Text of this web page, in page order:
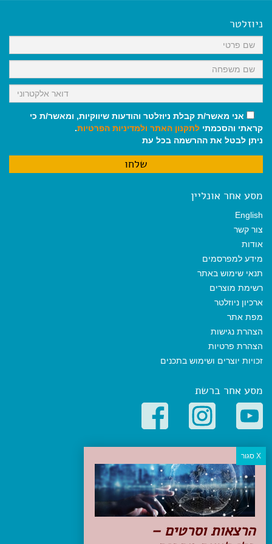
k
p
m
ניוזלטר
אני מאשר/ת קבלת ניוזלטר והודעות שיווקיות, ומאשר/ת כי
קראתי והסכמתי לתקנון האתר ולמדיניות הפרטיות.
ניתן לבטל את ההרשמה בכל עת
מסע אחר אונליין
English
צור קשר
אודות
מידע למפרסמים
תנאי שימוש באתר
רשימת מוצרים
ארכיון ניוזלטר
מפת אתר
הצהרת נגישות
הצהרת פרטיות
זכויות יוצרים ושימוש בתכנים
מסע אחר ברשת
קטגוריות פופולריות
יעדים
טיולים בישראל
מלונות בוטיק בישראל
טיפים והמלצות
הכנות לנסיעה
הרצאות וסרטים –